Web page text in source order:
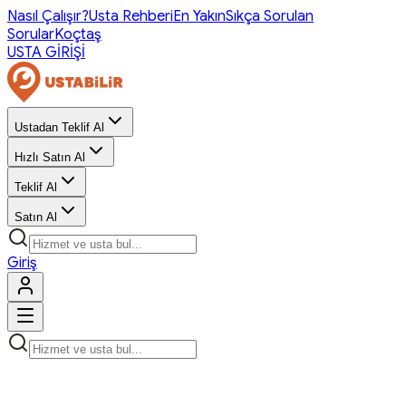
Nasıl Çalışır?Usta RehberiEn YakınSıkça Sorulan
SorularKoçtaş
USTA GİRİŞİ
Ustadan Teklif Al
Hızlı Satın Al
Teklif Al
Satın Al
Giriş